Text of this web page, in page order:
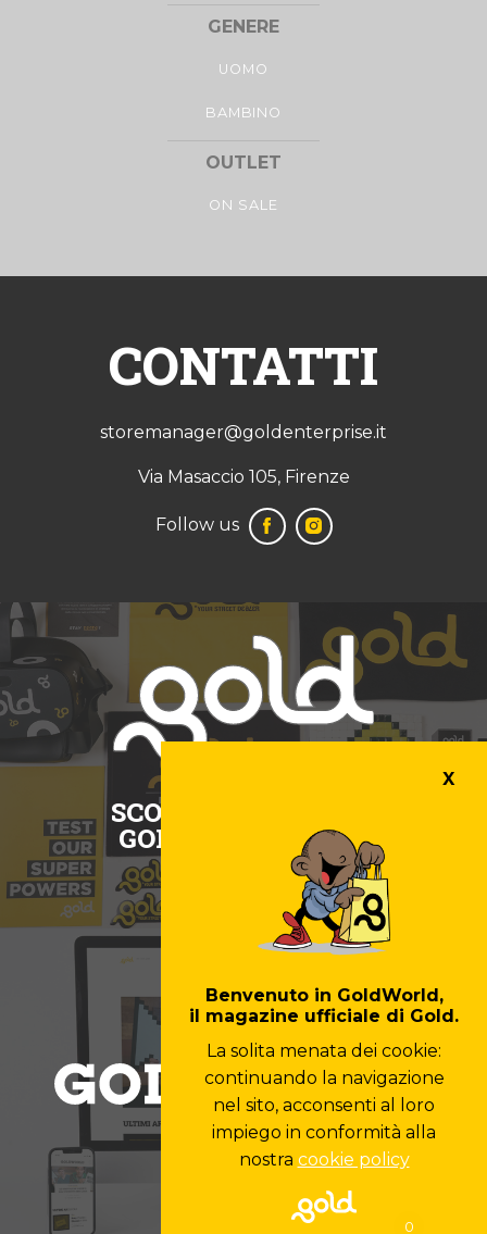
X
Benvenuto in GoldWorld,
il magazine ufficiale di Gold.
La solita menata dei cookie:
continuando la navigazione
nel sito, acconsenti al loro
impiego in conformità alla
nostra cookie policy
GENERE
UOMO
BAMBINO
OUTLET
ON SALE
CONTATTI
storemanager@goldenterprise.it
Via Masaccio 105, Firenze
Follow us
SCOPRI L'UNIVERSO
GOLD ENTERPRISE
0